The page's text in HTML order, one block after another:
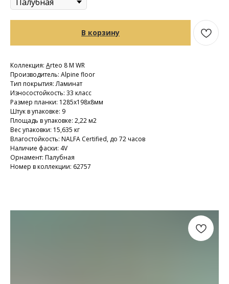
В корзину
Коллекция: Arteo 8 M WR
Производитель: Alpine floor
Тип покрытия: Ламинат
Износостойкость: 33 класс
Размер планки: 1285х198х8мм
Штук в упаковке: 9
Площадь в упаковке: 2,22 м2
Вес упаковки: 15,635 кг
Влагостойкость: NALFA Certified, до 72 часов
Наличие фаски: 4V
Орнамент: Палубная
Номер в коллекции: 62757